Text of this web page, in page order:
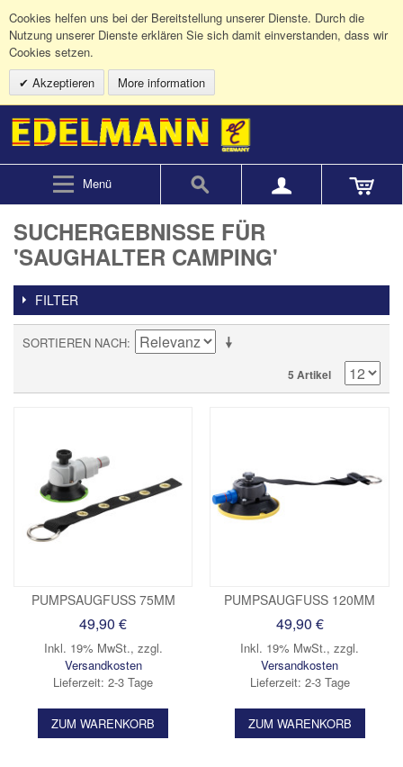
Cookies helfen uns bei der Bereitstellung unserer Dienste. Durch die
Nutzung unserer Dienste erklären Sie sich damit einverstanden, dass wir
Cookies setzen.
Akzeptieren
More information
Menü
SUCHERGEBNISSE FÜR
'SAUGHALTER CAMPING'
FILTER
SORTIEREN NACH
5 Artikel
PUMPSAUGFUSS 75MM
49,90 €
Inkl. 19% MwSt., zzgl.
Versandkosten
Lieferzeit: 2-3 Tage
ZUM WARENKORB
PUMPSAUGFUSS 120MM
49,90 €
Inkl. 19% MwSt.,zzgl.
Versandkosten
Lieferzeit: 2-3 Tage
ZUM WARENKORB